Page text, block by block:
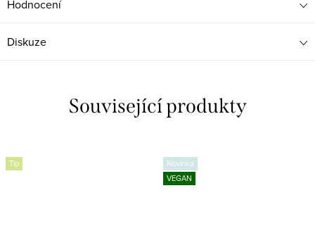
Hodnocení
Diskuze
Související produkty
Tip
Novinka
VEGAN